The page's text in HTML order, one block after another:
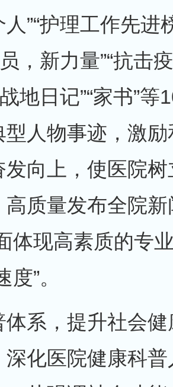
”“护理工作先进
，新力量”“抗击
地日记”“家书”
型人物事迹，激
发向上，使医院
质量发布全院
体现高素质的专
”。
体系，提升社会
深化医院健康科